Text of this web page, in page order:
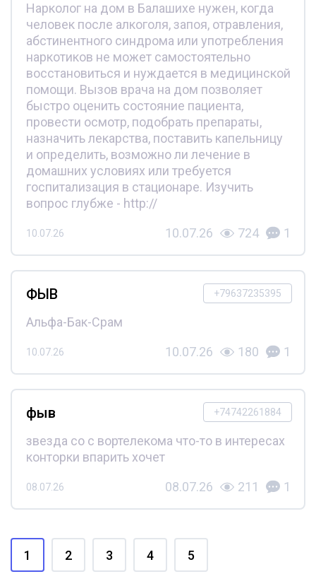
Нарколог на дом в Балашихе нужен, когда
человек после алкоголя, запоя, отравления,
абстинентного синдрома или употребления
наркотиков не может самостоятельно
восстановиться и нуждается в медицинской
помощи. Вызов врача на дом позволяет
быстро оценить состояние пациента,
провести осмотр, подобрать препараты,
назначить лекарства, поставить капельницу
и определить, возможно ли лечение в
домашних условиях или требуется
госпитализация в стационаре. Изучить
вопрос глубже - http://
10.07.26 10.07.26 724 1
+79637235395
ФЫВ
Альфа-Бак-Срам
10.07.26 10.07.26 180 1
+74742261884
фыв
звезда со с вортелекома что-то в интересах
конторки впарить хочет
08.07.26 08.07.26 211 1
1 2 3 4 5